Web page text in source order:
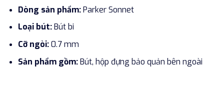
Dòng sản phẩm:Parker Sonnet
Loại bút:Bút bi
Cỡ ngòi:0.7 mm
Sản phẩm gồm:Bút, hộp đựng bảo quản bên ngoài